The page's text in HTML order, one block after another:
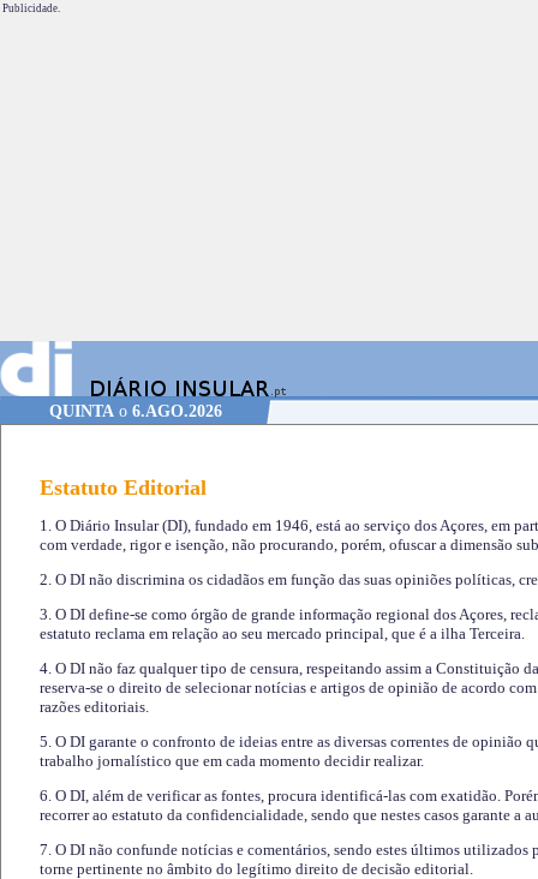
Publicidade.
QUINTAo 6.AGO.2026
Estatuto Editorial
1. O Diário Insular (DI), fundado em 1946, está ao serviço dos Açores, em
com verdade, rigor e isenção, não procurando, porém, ofuscar a dimensão
2. O DI não discrimina os cidadãos em função das suas opiniões políticas,
3. O DI define-se como órgão de grande informação regional dos Açores,
estatuto reclama em relação ao seu mercado principal, que é a ilha Terceira.
4. O DI não faz qualquer tipo de censura, respeitando assim a Constituição
reserva-se o direito de selecionar notícias e artigos de opinião de acordo
razões editoriais.
5. O DI garante o confronto de ideias entre as diversas correntes de opinião
trabalho jornalístico que em cada momento decidir realizar.
6. O DI, além de verificar as fontes, procura identificá-las com exatidão.
recorrer ao estatuto da confidencialidade, sendo que nestes casos garante a
7. O DI não confunde notícias e comentários, sendo estes últimos utilizados
torne pertinente no âmbito do legítimo direito de decisão editorial.